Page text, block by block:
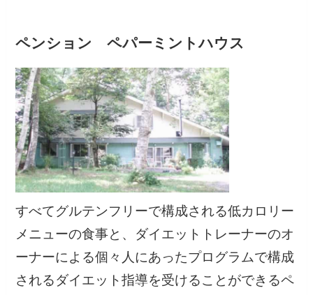
ペンション ペパーミントハウス
すべてグルテンフリーで構成される低カロリー
メニューの食事と、ダイエットトレーナーのオ
ーナーによる個々人にあったプログラムで構成
されるダイエット指導を受けることができるペ